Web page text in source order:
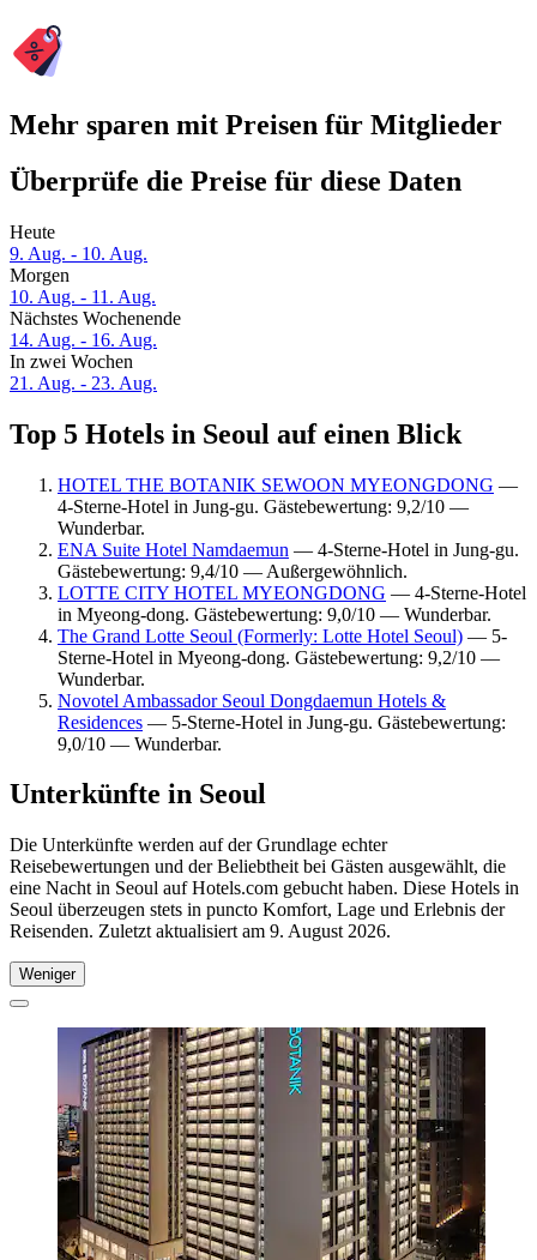
Mehr sparen mit Preisen für Mitglieder
Überprüfe die Preise für diese Daten
Heute
9. Aug. - 10. Aug.
Morgen
10. Aug. - 11. Aug.
Nächstes Wochenende
14. Aug. - 16. Aug.
In zwei Wochen
21. Aug. - 23. Aug.
Top 5 Hotels in Seoul auf einen Blick
HOTEL THE BOTANIK SEWOON MYEONGDONG —
4-Sterne-Hotel in Jung-gu. Gästebewertung: 9,2/10 —
Wunderbar.
ENA Suite Hotel Namdaemun — 4-Sterne-Hotel in Jung-gu.
Gästebewertung: 9,4/10 — Außergewöhnlich.
LOTTE CITY HOTEL MYEONGDONG — 4-Sterne-Hotel
in Myeong-dong. Gästebewertung: 9,0/10 — Wunderbar.
The Grand Lotte Seoul (Formerly: Lotte Hotel Seoul) — 5-
Sterne-Hotel in Myeong-dong. Gästebewertung: 9,2/10 —
Wunderbar.
Novotel Ambassador Seoul Dongdaemun Hotels &
Residences — 5-Sterne-Hotel in Jung-gu. Gästebewertung:
9,0/10 — Wunderbar.
Unterkünfte in Seoul
Die Unterkünfte werden auf der Grundlage echter
Reisebewertungen und der Beliebtheit bei Gästen ausgewählt, die
eine Nacht in Seoul auf Hotels.com gebucht haben. Diese Hotels in
Seoul überzeugen stets in puncto Komfort, Lage und Erlebnis der
Reisenden. Zuletzt aktualisiert am 9. August 2026.
Weniger